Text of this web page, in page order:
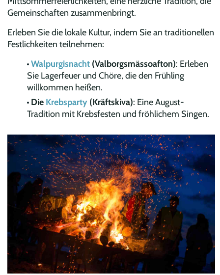
Gemeinschaften zusammenbringt.
Erleben Sie die lokale Kultur, indem Sie an traditionellen
Festlichkeiten teilnehmen:
Walpurgisnacht (Valborgsmässoafton): Erleben
Sie Lagerfeuer und Chöre, die den Frühling
willkommen heißen.
Die Krebsparty (Kräftskiva): Eine August-
Tradition mit Krebsfesten und fröhlichem Singen.